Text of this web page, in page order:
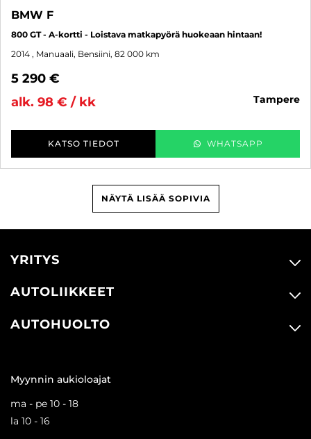
BMW F
800 GT - A-kortti - Loistava matkapyörä huokeaan hintaan!
2014 , Manuaali, Bensiini, 82 000 km
5 290 €
alk. 98 € / kk
tampere
KATSO TIEDOT WHATSAPP
NÄYTÄ LISÄÄ SOPIVIA
YRITYS
AUTOLIIKKEET
AUTOHUOLTO
Myynnin aukioloajat
ma - pe 10 - 18
la 10 - 16